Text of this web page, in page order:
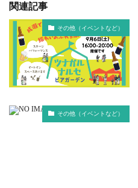
関連記事
その他（イベントなど）
その他（イベントなど）